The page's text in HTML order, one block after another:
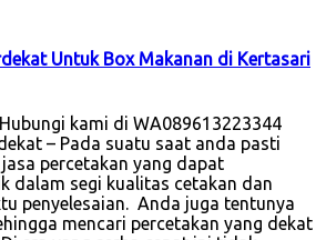
Untuk Box Makanan di Kertasari
kami di WA089613223344
– Pada suatu saat anda pasti
percetakan yang dapat
dalam segi kualitas cetakan dan
penyelesaian. Anda juga tentunya
mencari percetakan yang dekat